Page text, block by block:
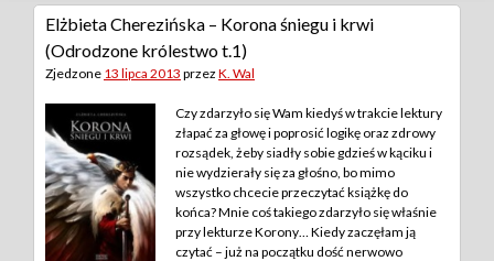
Elżbieta Cherezińska – Korona śniegu i krwi
(Odrodzone królestwo t.1)
Zjedzone 13 lipca 2013 przez K. Wal
Czy zdarzyło się Wam kiedyś w trakcie lektury
złapać za głowę i poprosić logikę oraz zdrowy
rozsądek, żeby siadły sobie gdzieś w kąciku i
nie wydzierały się za głośno, bo mimo
wszystko chcecie przeczytać książkę do
końca? Mnie coś takiego zdarzyło się właśnie
przy lekturze Korony… Kiedy zaczęłam ją
czytać – już na początku dość nerwowo